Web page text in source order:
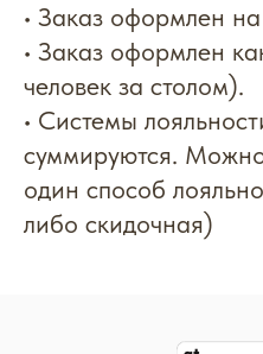
• Заказ оформлен на
• Заказ оформлен
человек за столом).
• Cистемы
суммируются.
один способ
либо скидочная)